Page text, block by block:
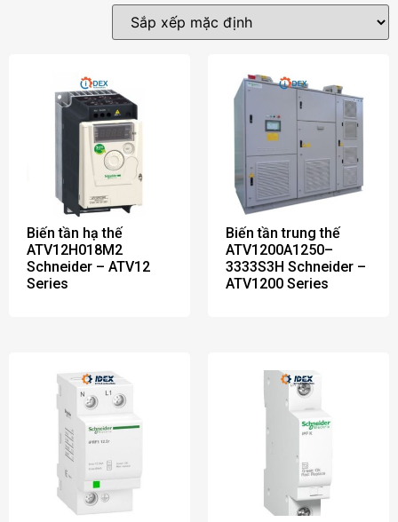
Biến tần hạ thế
ATV12H018M2
Schneider – ATV12
Series
Biến tần trung thế
ATV1200A1250–
3333S3H Schneider –
ATV1200 Series